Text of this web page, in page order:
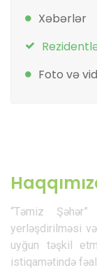
Xəbərlər
Foto və
“Təmiz Şəhər”
yerləşdirilməsi
uyğun təşkil
istiqamətində